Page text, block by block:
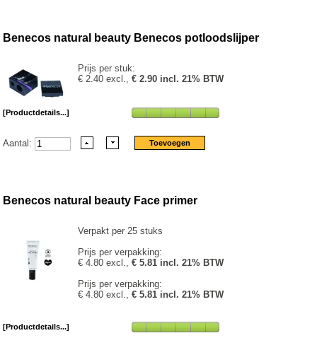
Benecos natural beauty Benecos potloodslijper
Prijs per stuk:
€ 2.40 excl.,€ 2.90 incl. 21% BTW
[Productdetails...]
Aantal:
Benecos natural beauty Face primer
Verpakt per 25 stuks
Prijs per verpakking:
€ 4.80 excl.,€ 5.81 incl. 21% BTW
Prijs per verpakking:
€ 4.80 excl.,€ 5.81 incl. 21% BTW
[Productdetails...]